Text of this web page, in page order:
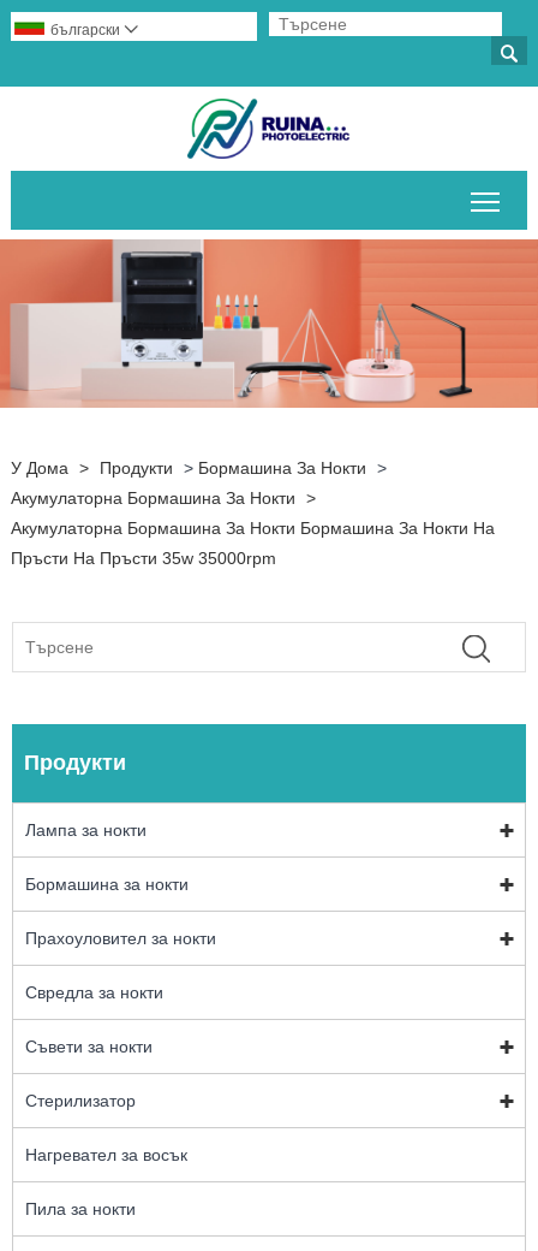

български 
У Дома > Продукти > Бормашина За Нокти
>
Акумулаторна Бормашина За Нокти
>
Акумулаторна Бормашина За Нокти Бормашина За Нокти На
Пръсти На Пръсти 35w 35000rpm
Продукти
Лампа за нокти
Бормашина за нокти
Прахоуловител за нокти
Свредла за нокти
Съвети за нокти
Стерилизатор
Нагревател за восък
Пила за нокти